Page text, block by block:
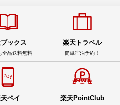
ックス
全品送料無料
楽天トラベル
簡単宿泊予約！
ペイ 楽天PointClub